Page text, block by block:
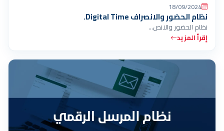
18/09/2024
نظام الحضور والانصراف Digital Time.
نظام الحضور والانص…
إقرأ المزيد